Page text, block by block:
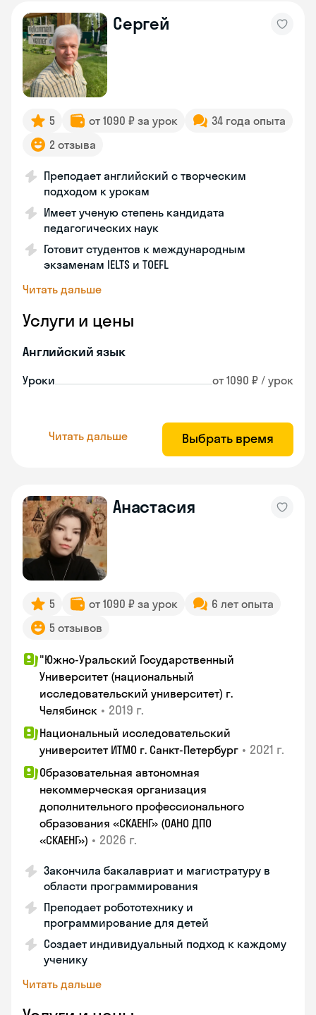
Сергей
5 от 1090 ₽ за урок
34 года опыта
2 отзыва
Преподает английский с творческим
подходом к урокам
Имеет ученую степень кандидата
педагогических наук
Готовит студентов к международным
экзаменам IELTS и TOEFL
Читать дальше
Услуги и цены
Английский язык
Уроки от 1090 ₽ / урок
Читать дальше Выбрать время
Анастасия
5 от 1090 ₽ за урок
6 лет опыта
5 отзывов
"Южно-Уральский Государственный
Университет (национальный
исследовательский университет) г.
Челябинск • 2019 г.
Национальный исследовательский
университет ИТМО г. Санкт-Петербург • 2021 г.
Образовательная автономная
некоммерческая организация
дополнительного профессионального
образования «СКАЕНГ» (ОАНО ДПО
«СКАЕНГ») • 2026 г.
Закончила бакалавриат и магистратуру в
области программирования
Преподает робототехнику и
программирование для детей
Создает индивидуальный подход к каждому
ученику
Читать дальше